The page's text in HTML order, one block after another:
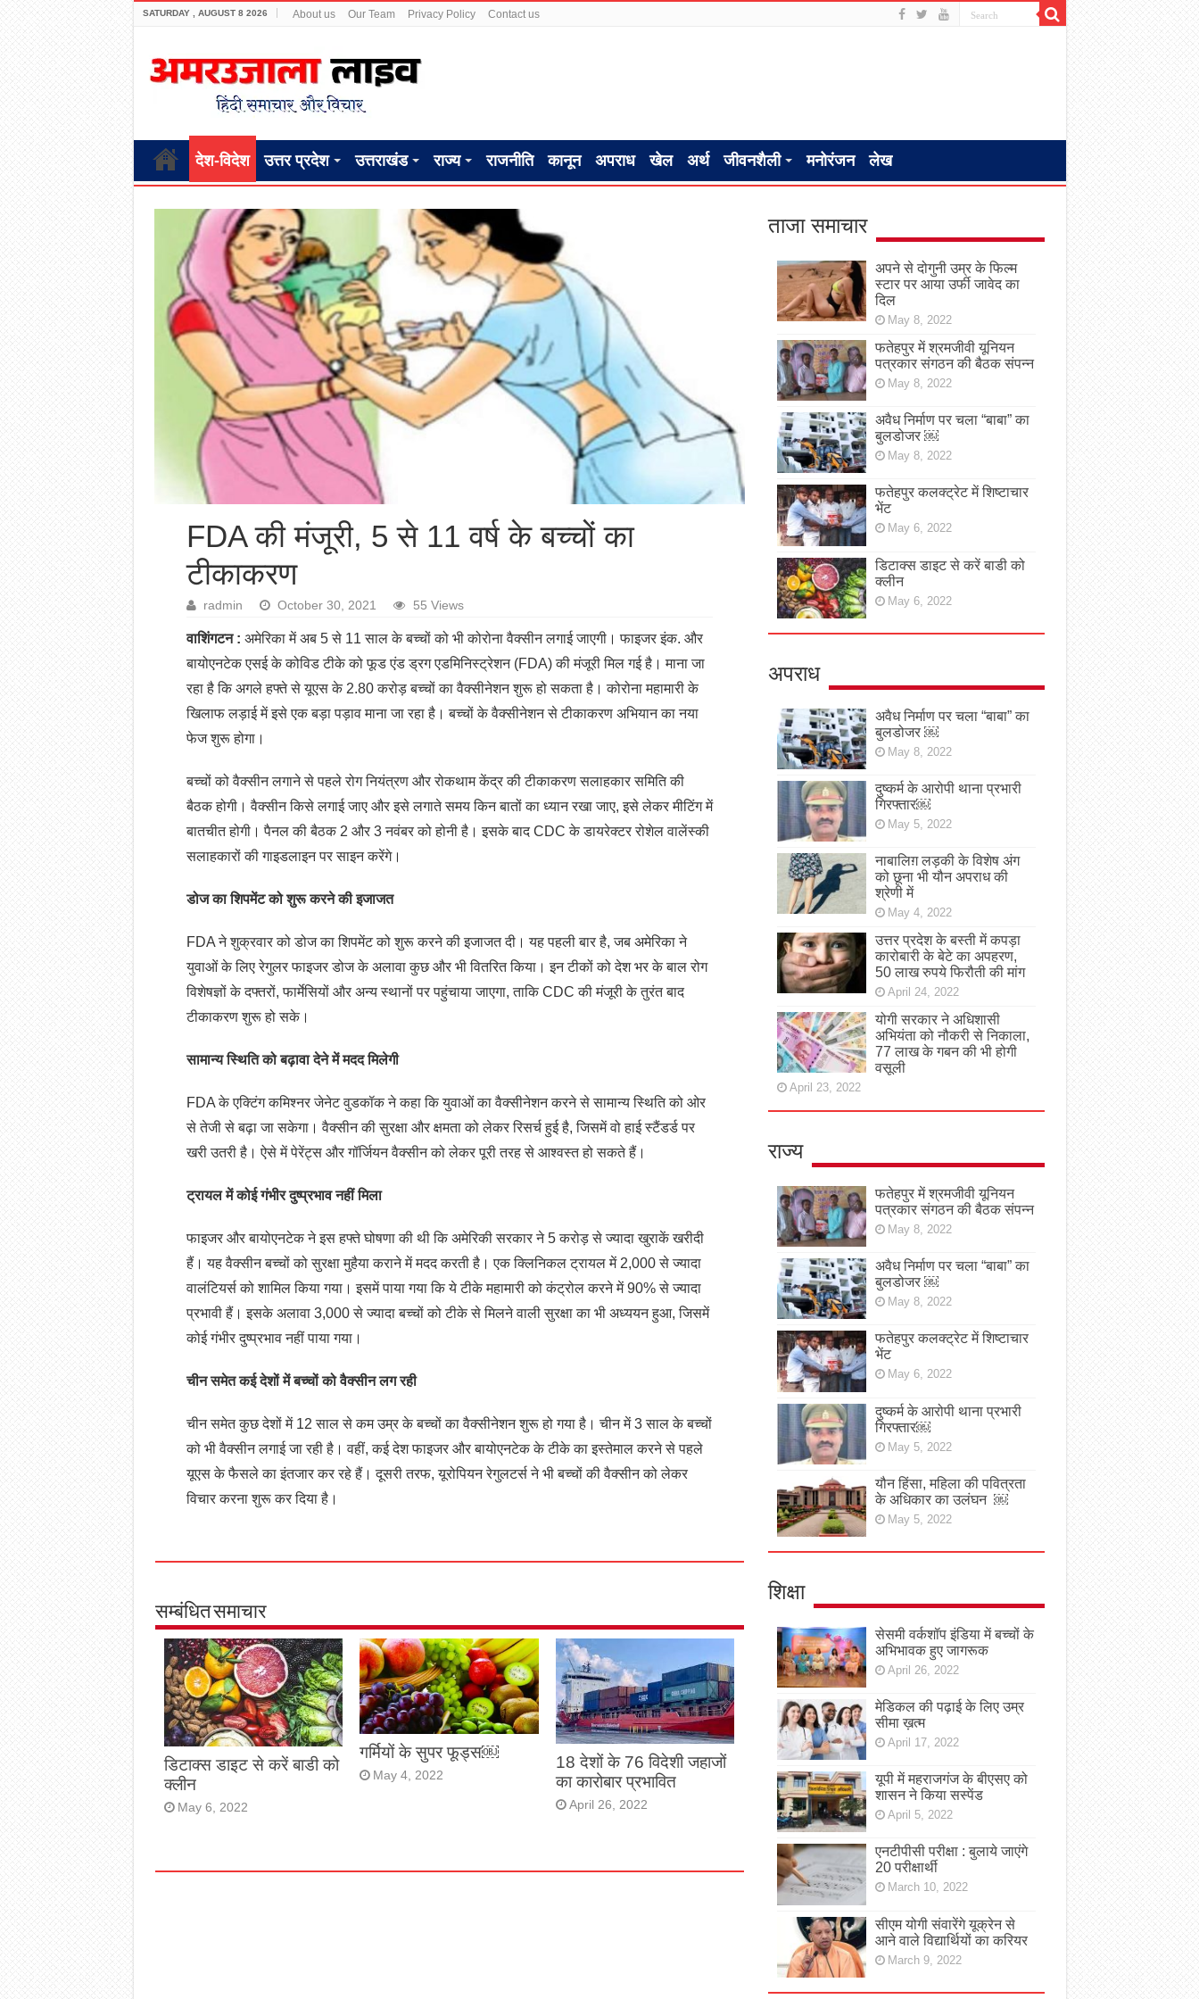
SATURDAY , AUGUST 8 2026 About us Our Team Privacy Policy Contact us
देश-विदेश उत्तर प्रदेश उत्तराखंड राज्य राजनीति कानून अपराध खेल अर्थ जीवनशैली मनोरंजन लेख
FDA की मंजूरी, 5 से 11 वर्ष के बच्चों का
टीकाकरण
radmin October 30, 2021 55 Views
वाशिंगटन : अमेरिका में अब 5 से 11 साल के बच्चों को भी कोरोना वैक्सीन लगाई जाएगी। फाइजर इंक. और
बायोएनटेक एसई के कोविड टीके को फूड एंड ड्रग एडमिनिस्ट्रेशन (FDA) की मंजूरी मिल गई है। माना जा
रहा है कि अगले हफ्ते से यूएस के 2.80 करोड़ बच्चों का वैक्सीनेशन शुरू हो सकता है। कोरोना महामारी के
खिलाफ लड़ाई में इसे एक बड़ा पड़ाव माना जा रहा है। बच्चों के वैक्सीनेशन से टीकाकरण अभियान का नया
फेज शुरू होगा।
बच्चों को वैक्सीन लगाने से पहले रोग नियंत्रण और रोकथाम केंद्र की टीकाकरण सलाहकार समिति की
बैठक होगी। वैक्सीन किसे लगाई जाए और इसे लगाते समय किन बातों का ध्यान रखा जाए, इसे लेकर मीटिंग में
बातचीत होगी। पैनल की बैठक 2 और 3 नवंबर को होनी है। इसके बाद CDC के डायरेक्टर रोशेल वालेंस्की
सलाहकारों की गाइडलाइन पर साइन करेंगे।
डोज का शिपमेंट को शुरू करने की इजाजत
FDA ने शुक्रवार को डोज का शिपमेंट को शुरू करने की इजाजत दी। यह पहली बार है, जब अमेरिका ने
युवाओं के लिए रेगुलर फाइजर डोज के अलावा कुछ और भी वितरित किया। इन टीकों को देश भर के बाल रोग
विशेषज्ञों के दफ्तरों, फार्मेसियों और अन्य स्थानों पर पहुंचाया जाएगा, ताकि CDC की मंजूरी के तुरंत बाद
टीकाकरण शुरू हो सके।
सामान्य स्थिति को बढ़ावा देने में मदद मिलेगी
FDA के एक्टिंग कमिश्नर जेनेट वुडकॉक ने कहा कि युवाओं का वैक्सीनेशन करने से सामान्य स्थिति को ओर
से तेजी से बढ़ा जा सकेगा। वैक्सीन की सुरक्षा और क्षमता को लेकर रिसर्च हुई है, जिसमें वो हाई स्टैंडर्ड पर
खरी उतरी है। ऐसे में पेरेंट्स और गॉर्जियन वैक्सीन को लेकर पूरी तरह से आश्वस्त हो सकते हैं।
ट्रायल में कोई गंभीर दुष्प्रभाव नहीं मिला
फाइजर और बायोएनटेक ने इस हफ्ते घोषणा की थी कि अमेरिकी सरकार ने 5 करोड़ से ज्यादा खुराकें खरीदी
हैं। यह वैक्सीन बच्चों को सुरक्षा मुहैया कराने में मदद करती है। एक क्लिनिकल ट्रायल में 2,000 से ज्यादा
वालंटियर्स को शामिल किया गया। इसमें पाया गया कि ये टीके महामारी को कंट्रोल करने में 90% से ज्यादा
प्रभावी हैं। इसके अलावा 3,000 से ज्यादा बच्चों को टीके से मिलने वाली सुरक्षा का भी अध्ययन हुआ, जिसमें
कोई गंभीर दुष्प्रभाव नहीं पाया गया।
चीन समेत कई देशों में बच्चों को वैक्सीन लग रही
चीन समेत कुछ देशों में 12 साल से कम उम्र के बच्चों का वैक्सीनेशन शुरू हो गया है। चीन में 3 साल के बच्चों
को भी वैक्सीन लगाई जा रही है। वहीं, कई देश फाइजर और बायोएनटेक के टीके का इस्तेमाल करने से पहले
यूएस के फैसले का इंतजार कर रहे हैं। दूसरी तरफ, यूरोपियन रेगुलटर्स ने भी बच्चों की वैक्सीन को लेकर
विचार करना शुरू कर दिया है।
सम्बंधित समाचार
डिटाक्स डाइट से करें बाडी को
क्लीन
May 6, 2022
गर्मियों के सुपर फूड्स￼
May 4, 2022
18 देशों के 76 विदेशी जहाजों
का कारोबार प्रभावित
April 26, 2022
ताजा समाचार
अपने से दोगुनी उम्र के फिल्म
स्टार पर आया उर्फी जावेद का
दिल
May 8, 2022
फतेहपुर में श्रमजीवी यूनियन
पत्रकार संगठन की बैठक संपन्न
May 8, 2022
अवैध निर्माण पर चला “बाबा” का
बुलडोजर ￼
May 8, 2022
फतेहपुर कलक्ट्रेट में शिष्टाचार
भेंट
May 6, 2022
डिटाक्स डाइट से करें बाडी को
क्लीन
May 6, 2022
अपराध
अवैध निर्माण पर चला “बाबा” का
बुलडोजर ￼
May 8, 2022
दुष्कर्म के आरोपी थाना प्रभारी
गिरफ्तार￼
May 5, 2022
नाबालिग़ लड़की के विशेष अंग
को छूना भी यौन अपराध की
श्रेणी में
May 4, 2022
उत्तर प्रदेश के बस्ती में कपड़ा
कारोबारी के बेटे का अपहरण,
50 लाख रुपये फिरौती की मांग
April 24, 2022
योगी सरकार ने अधिशासी
अभियंता को नौकरी से निकाला,
77 लाख के गबन की भी होगी
वसूली
April 23, 2022
राज्य
फतेहपुर में श्रमजीवी यूनियन
पत्रकार संगठन की बैठक संपन्न
May 8, 2022
अवैध निर्माण पर चला “बाबा” का
बुलडोजर ￼
May 8, 2022
फतेहपुर कलक्ट्रेट में शिष्टाचार
भेंट
May 6, 2022
दुष्कर्म के आरोपी थाना प्रभारी
गिरफ्तार￼
May 5, 2022
यौन हिंसा, महिला की पवित्रता
के अधिकार का उलंघन ￼
May 5, 2022
शिक्षा
सेसमी वर्कशॉप इंडिया में बच्चों के
अभिभावक हुए जागरूक
April 26, 2022
मेडिकल की पढ़ाई के लिए उम्र
सीमा ख़त्म
April 17, 2022
यूपी में महराजगंज के बीएसए को
शासन ने किया सस्पेंड
April 5, 2022
एनटीपीसी परीक्षा : बुलाये जाएंगे
20 परीक्षार्थी
March 10, 2022
सीएम योगी संवारेंगे यूक्रेन से
आने वाले विद्यार्थियों का करियर
March 9, 2022